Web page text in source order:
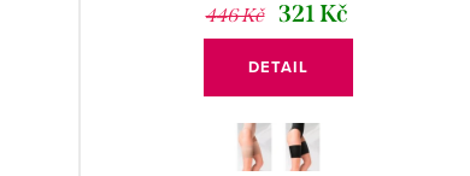
446 Kč
321 Kč
DETAIL